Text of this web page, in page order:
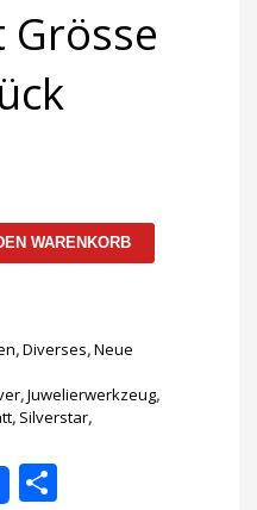
Grösse
WARENKORB
,Diverses,Neue
,Juwelierwerkzeug,
, Silverstar,